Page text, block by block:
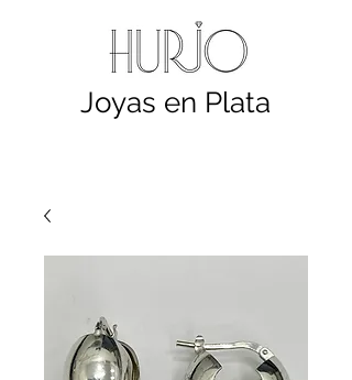
Joyas en Plata